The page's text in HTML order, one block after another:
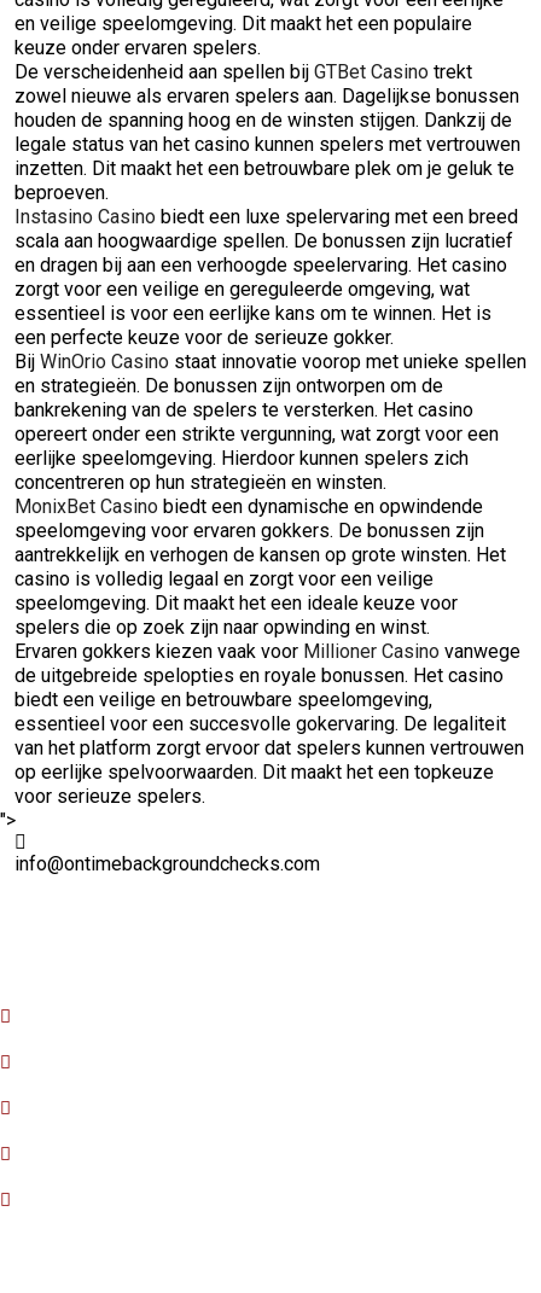
en veilige speelomgeving. Dit maakt het een populaire
keuze onder ervaren spelers.
De verscheidenheid aan spellen bij GTBet Casino trekt
zowel nieuwe als ervaren spelers aan. Dagelijkse bonussen
houden de spanning hoog en de winsten stijgen. Dankzij de
legale status van het casino kunnen spelers met vertrouwen
inzetten. Dit maakt het een betrouwbare plek om je geluk te
beproeven.
Instasino Casino biedt een luxe spelervaring met een breed
scala aan hoogwaardige spellen. De bonussen zijn lucratief
en dragen bij aan een verhoogde speelervaring. Het casino
zorgt voor een veilige en gereguleerde omgeving, wat
essentieel is voor een eerlijke kans om te winnen. Het is
een perfecte keuze voor de serieuze gokker.
Bij WinOrio Casino staat innovatie voorop met unieke spellen
en strategieën. De bonussen zijn ontworpen om de
bankrekening van de spelers te versterken. Het casino
opereert onder een strikte vergunning, wat zorgt voor een
eerlijke speelomgeving. Hierdoor kunnen spelers zich
concentreren op hun strategieën en winsten.
MonixBet Casino biedt een dynamische en opwindende
speelomgeving voor ervaren gokkers. De bonussen zijn
aantrekkelijk en verhogen de kansen op grote winsten. Het
casino is volledig legaal en zorgt voor een veilige
speelomgeving. Dit maakt het een ideale keuze voor
spelers die op zoek zijn naar opwinding en winst.
Ervaren gokkers kiezen vaak voor Millioner Casino vanwege
de uitgebreide spelopties en royale bonussen. Het casino
biedt een veilige en betrouwbare speelomgeving,
essentieel voor een succesvolle gokervaring. De legaliteit
van het platform zorgt ervoor dat spelers kunnen vertrouwen
op eerlijke spelvoorwaarden. Dit maakt het een topkeuze
voor serieuze spelers.
">
info@ontimebackgroundchecks.com